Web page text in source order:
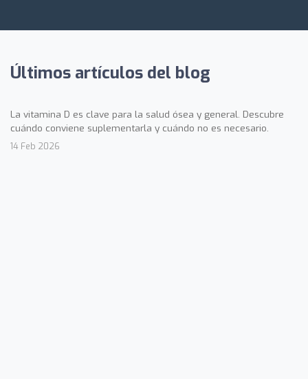
Últimos artículos del blog
La vitamina D es clave para la salud ósea y general. Descubre
cuándo conviene suplementarla y cuándo no es necesario.
14 Feb 2026